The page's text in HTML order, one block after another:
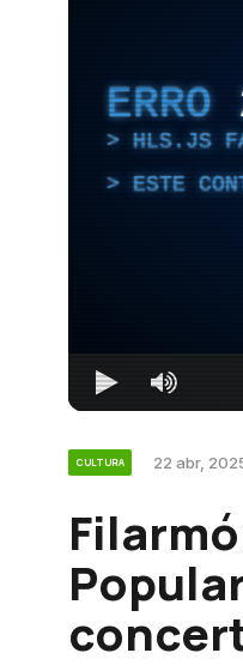
ERRO
HLS.JS
ESTE
CULTURA 22 abr,